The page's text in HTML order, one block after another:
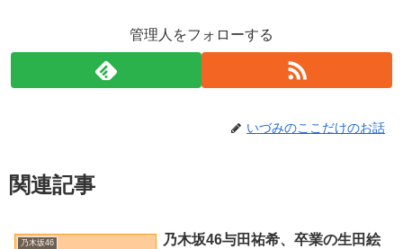
管理人をフォローする
いづみのここだけのお話
関連記事
乃木坂46
乃木坂46与田祐希、卒業の生田絵